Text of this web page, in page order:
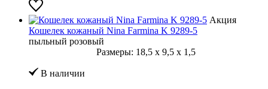
Акция
Кошелек кожаный Nina Farmina K 9289-5
пыльный розовый
Размеры: 18,5 x 9,5 x 1,5
В наличии